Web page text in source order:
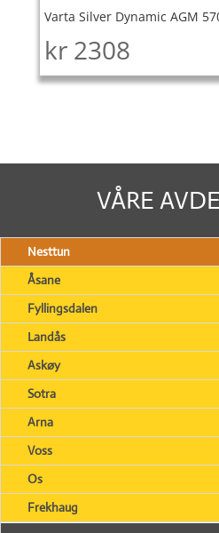
Varta Silver Dynamic AGM
kr 2308
VÅRE
Nesttun
Åsane
Fyllingsdalen
Landås
Askøy
Sotra
Arna
Voss
Os
Frekhaug